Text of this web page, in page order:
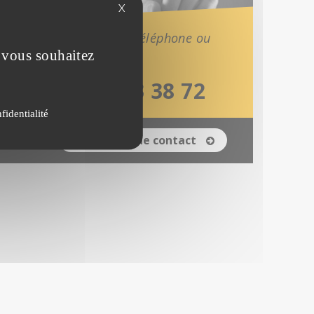
Contactez-nous par téléphone ou
par mail.
04 74 43 38 72
Formulaire de contact
X
souhaitez